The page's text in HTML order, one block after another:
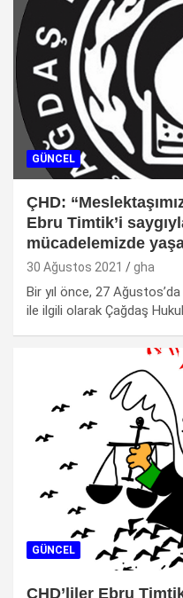
GÜNCEL
ÇHD:
Ebru Timtik’i
mücadelemizde
30 Ağustos 2021 gha
Bir yıl önce, 27
ile ilgili olarak Çağdaş
GÜNCEL
ÇHD’liler Ebru